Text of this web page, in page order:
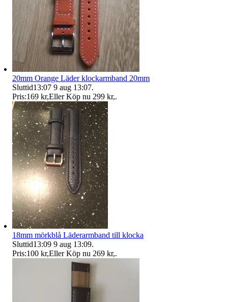
20mm Orange Läder klockarmband 20mm
Sluttid13:07 9 aug 13:07.
Pris:169 kr,Eller Köp nu 299 kr,.
18mm mörkblå Läderarmband till klocka
Sluttid13:09 9 aug 13:09.
Pris:100 kr,Eller Köp nu 269 kr,.